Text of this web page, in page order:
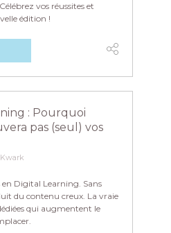
vos réussites et
édition !
: Pourquoi
pas (seul) vos
Kwark
en Digital Learning. Sans
du contenu creux. La vraie
qui augmentent le